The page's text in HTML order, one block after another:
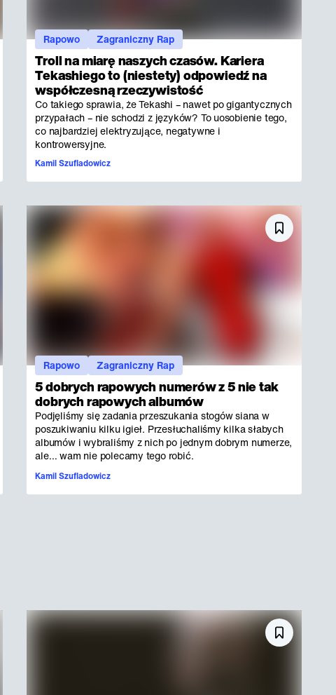
Troll na miarę naszych czasów. Kariera
Tekashiego to (niestety) odpowiedź na
współczesną rzeczywistość
Co takiego sprawia, że Tekashi – nawet po gigantycznych
przypałach – nie schodzi z języków? To uosobienie tego,
co najbardziej elektryzujące, negatywne i
kontrowersyjne.
Kamil Szufladowicz
Rapowo Zagraniczny Rap
5 dobrych rapowych numerów z 5 nie tak
dobrych rapowych albumów
Podjęliśmy się zadania przeszukania stogów siana w
poszukiwaniu kilku igieł. Przesłuchaliśmy kilka słabych
albumów i wybraliśmy z nich po jednym dobrym numerze,
ale… wam nie polecamy tego robić.
Kamil Szufladowicz
Rapowo Zagraniczny Rap